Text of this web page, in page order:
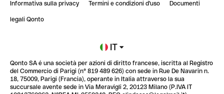
StrongHer Mentorship | Notion: come organizzare...
Blog
Glossario finanziario
Informativa sulla privacy Termini e condizioni d'uso Documenti
legali Qonto
IT
Qonto SA é una società per azioni di diritto francese, iscritta al Registro
del Commercio di Parigi (n° 819 489 626) con sede in Rue De Navarin n.
18, 75009, Parigi (Francia), operante in Italia attraverso la sua
succursale avente sede in Via Meravigli 2, 20123 Milano (P.IVA IT